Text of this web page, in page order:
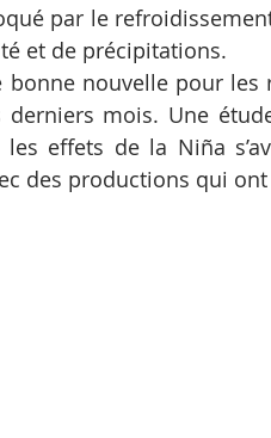
par le
et de précipitations.
bonne nouvelle pour
derniers mois. Une
les effets de la Niña
des productions qui